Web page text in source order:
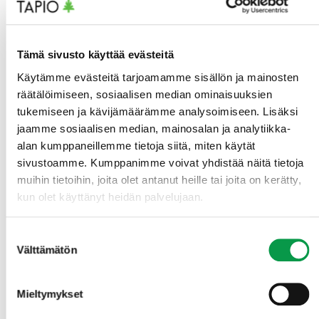
Tämä sivusto käyttää evästeitä
Käytämme evästeitä tarjoamamme sisällön ja mainosten
räätälöimiseen, sosiaalisen median ominaisuuksien
tukemiseen ja kävijämäärämme analysoimiseen. Lisäksi
jaamme sosiaalisen median, mainosalan ja analytiikka-
alan kumppaneillemme tietoja siitä, miten käytät
sivustoamme. Kumppanimme voivat yhdistää näitä tietoja
muihin tietoihin, joita olet antanut heille tai joita on kerätty,
kun olet käyttänyt heidän palvelujaan.
valinta
Välttämätön
Mieltymykset
hänen metsänsä sopiva hiilikompensaatioon?
Lehto on isossa kuvassa jatkuvasta kasvatuksesta
Turusen kanssa eri mieltä. Lehdon mielestä jatkuva
kasvatus sopii kaikentyyppisille metsille, vaikka kaikki
eivät ole yhtä hyviä ja riskit vaihtelevat. Koska
hiilikompensaatiohankkeet kestävät 50 vuotta,
riskialttiita kohteita ei kuitenkaan voida hyväksyä
mukaan. Kohteet arvioidaan tapauskohtaisesti.
Riskialttiita kohteita ovat esimerkiksi karulla maalla
kasvavat ikääntyneet kuusikot.
varttuneita tai päätehakkuukypsiä. Tuloja
metsänomistaja saa kahdessa vaiheessa: ensimmäisen
kuluessa, metsän kasvusta ja kehityksestä riippuen,
kertoo Lehto.